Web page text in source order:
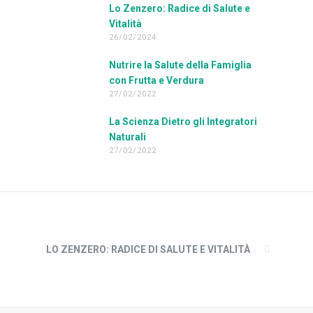
Lo Zenzero: Radice di Salute e
Vitalità
26/02/2024
Nutrire la Salute della Famiglia
con Frutta e Verdura
27/02/2022
La Scienza Dietro gli Integratori
Naturali
27/02/2022
LO ZENZERO: RADICE DI SALUTE E VITALITÀ